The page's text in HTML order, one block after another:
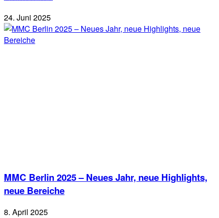
24. Juni 2025
MMC Berlin 2025 – Neues Jahr, neue Highlights,
neue Bereiche
8. April 2025